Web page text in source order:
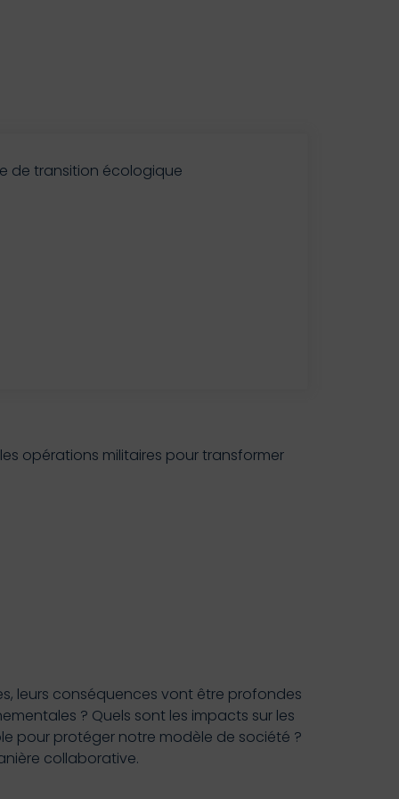
de transition écologique
opérations militaires pour transformer
leurs conséquences vont être profondes
? Quels sont les impacts sur les
pour protéger notre modèle de société ?
collaborative.